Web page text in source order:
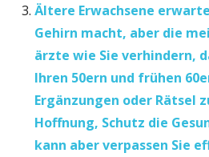
Ältere Erwachsene
Gehirn macht, aber die
ärzte wie Sie verhindern,
Ihren 50ern und frühen
Ergänzungen oder Rätsel
Hoffnung, Schutz die
kann aber verpassen Sie